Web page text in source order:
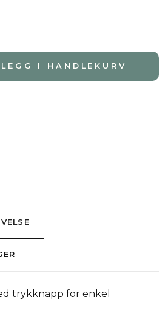
LEGG I HANDLEKURV
trykknapp for enkel